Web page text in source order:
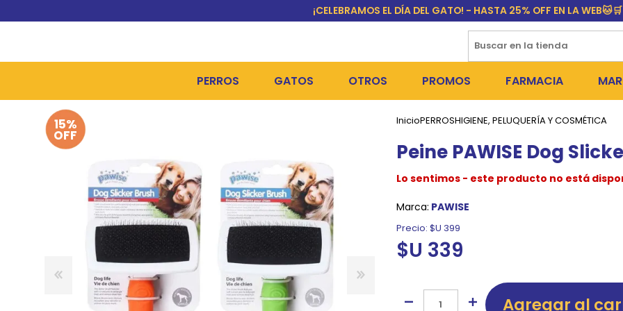
¡CELEBRAMOS EL DÍA DEL GATO! - HASTA 25% OFF EN LA WEB🐱🛒
PERROS
HIGIENE, PELUQUERÍA Y COSMÉTICA
CAMAS Y CASETAS
BOLSOS Y TRANSPORTADORAS
BOLSAS PARA MATERIA
COLLARES, ARNESES Y CORREAS
GATOS
ALIMENTOS HÚMEDOS Y SNACKS
ARENAS SANITARIAS
HIGIENE Y BAÑOS
COMEDEROS Y BEBEDEROS
JUGUETES Y RASCADORES
COLLARES Y ACCESORIOS
OTROS PROMOS
DÍA DEL GATO
PERROS
FARMACIA
MEDICAMENTOS
PULGUICIDAS Y
COLLARES ISABELINOS
15%
OFF
InicioPERROSHIGIENE, PELUQUERÍA Y COSMÉTICA
Peine PAWISE Dog
Lo sentimos - este producto no está
Marca: PAWISE
Precio: $U 399
$U 339
Agregar al